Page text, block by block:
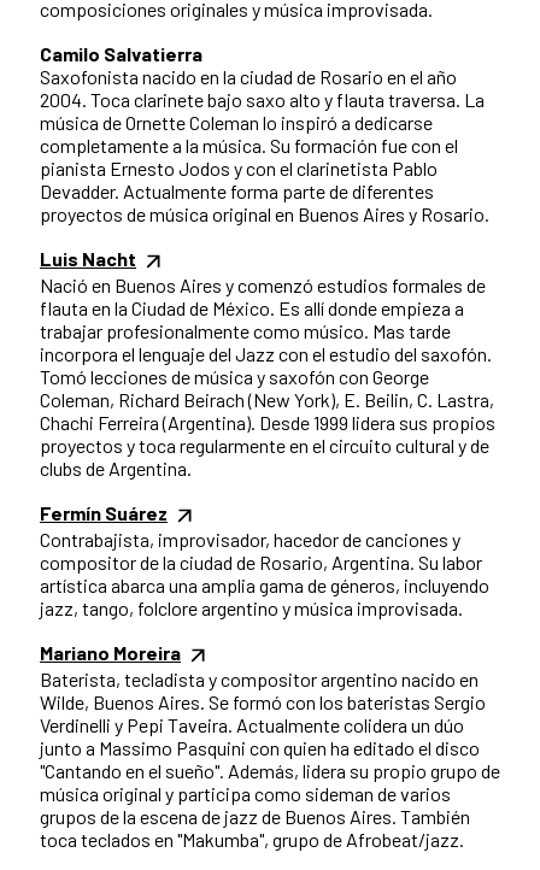
composiciones originales y música improvisada.
Camilo Salvatierra
Saxofonista nacido en la ciudad de Rosario en el año
2004. Toca clarinete bajo saxo alto y flauta traversa. La
música de Ornette Coleman lo inspiró a dedicarse
completamente a la música. Su formación fue con el
pianista Ernesto Jodos y con el clarinetista Pablo
Devadder. Actualmente forma parte de diferentes
proyectos de música original en Buenos Aires y Rosario.
Luis Nacht
Nació en Buenos Aires y comenzó estudios formales de
flauta en la Ciudad de México. Es allí donde empieza a
trabajar profesionalmente como músico. Mas tarde
incorpora el lenguaje del Jazz con el estudio del saxofón.
Tomó lecciones de música y saxofón con George
Coleman, Richard Beirach (New York), E. Beilin, C. Lastra,
Chachi Ferreira (Argentina). Desde 1999 lidera sus propios
proyectos y toca regularmente en el circuito cultural y de
clubs de Argentina.
Fermín Suárez
Contrabajista, improvisador, hacedor de canciones y
compositor de la ciudad de Rosario, Argentina. Su labor
artística abarca una amplia gama de géneros, incluyendo
jazz, tango, folclore argentino y música improvisada.
Mariano Moreira
Baterista, tecladista y compositor argentino nacido en
Wilde, Buenos Aires. Se formó con los bateristas Sergio
Verdinelli y Pepi Taveira. Actualmente colidera un dúo
junto a Massimo Pasquini con quien ha editado el disco
"Cantando en el sueño". Además, lidera su propio grupo de
música original y participa como sideman de varios
grupos de la escena de jazz de Buenos Aires. También
toca teclados en "Makumba", grupo de Afrobeat/jazz.